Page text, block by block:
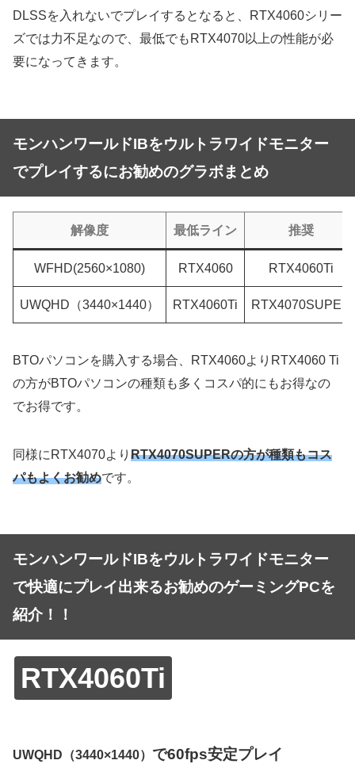
DLSSを入れないでプレイするとなると、RTX4060シリー
ズでは力不足なので、最低でもRTX4070以上の性能が必
要になってきます。
モンハンワールドIBをウルトラワイドモニター
でプレイするにお勧めのグラボまとめ
解像度 最低ライン 推奨
WFHD(2560×1080) RTX4060 RTX4060Ti
UWQHD（3440×1440） RTX4060Ti RTX4070SUPER
BTOパソコンを購入する場合、RTX4060よりRTX4060 Ti
の方がBTOパソコンの種類も多くコスパ的にもお得なの
でお得です。
同様にRTX4070より RTX4070SUPERの方が種類もコス
パもよくお勧めです。
モンハンワールドIBをウルトラワイドモニター
で快適にプレイ出来るお勧めのゲーミングPCを
紹介！！
RTX4060Ti
UWQHD（3440×1440） で60fps安定プレイ